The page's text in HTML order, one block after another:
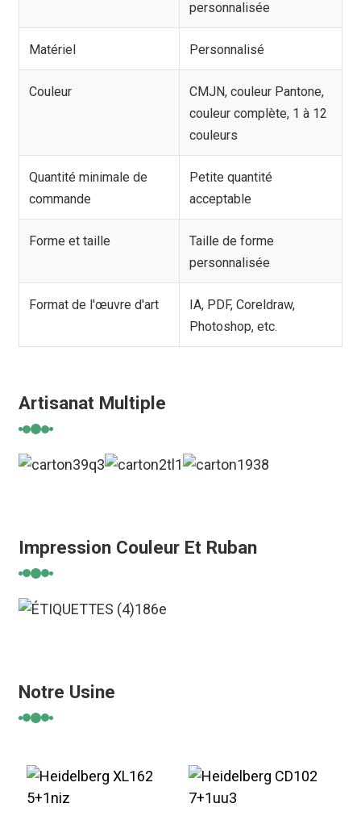
personnalisée
Matériel Personnalisé
Couleur
CMJN, couleur Pantone,
couleur complète, 1 à 12
couleurs
Quantité minimale de
commande
Petite quantité
acceptable
Forme et taille
Taille de forme
personnalisée
Format de l'œuvre d'art
IA, PDF, Coreldraw,
Photoshop, etc.
Artisanat Multiple
Impression Couleur Et Ruban
Notre Usine